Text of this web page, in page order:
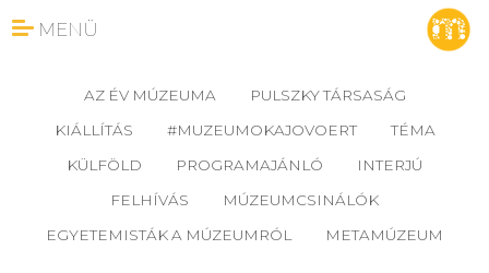
MENÜ
AZ ÉV MÚZEUMA
PULSZKY TÁRSASÁG
KIÁLLÍTÁS
#MUZEUMOKAJOVOERT
TÉMA
KÜLFÖLD
PROGRAMAJÁNLÓ
INTERJÚ
FELHÍVÁS
MÚZEUMCSINÁLÓK
EGYETEMISTÁK A MÚZEUMRÓL
METAMÚZEUM